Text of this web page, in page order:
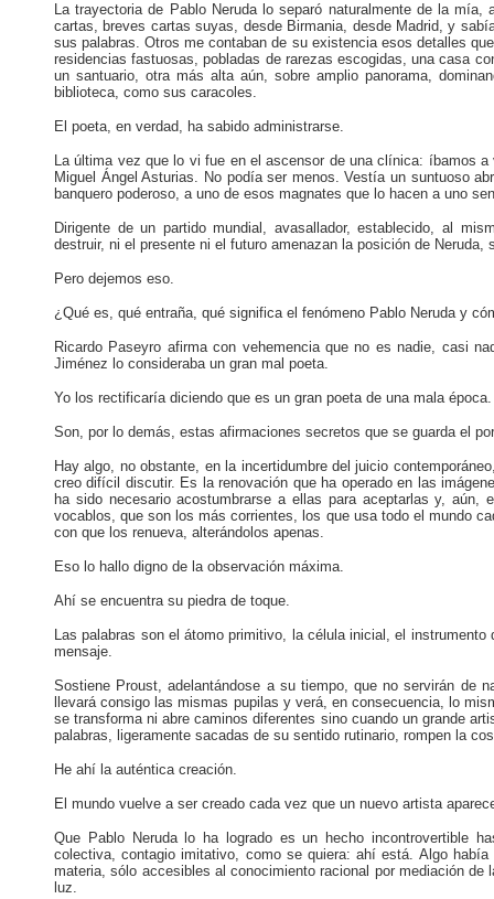
La trayectoria de Pablo Neruda lo separó naturalmente de la
cartas, breves cartas suyas, desde Birmania, desde Madrid, y
sus palabras. Otros me contaban de su existencia esos detalles
residencias fastuosas, pobladas de rarezas escogidas, una casa
un santuario, otra más alta aún, sobre amplio panorama,
biblioteca, como sus caracoles.
El poeta, en verdad, ha sabido administrarse.
La última vez que lo vi fue en el ascensor de una clínica: íbamos
Miguel Ángel Asturias. No podía ser menos. Vestía un suntuoso
banquero poderoso, a uno de esos magnates que lo hacen a uno
Dirigente de un partido mundial, avasallador, establecido, al
destruir, ni el presente ni el futuro amenazan la posición de
Pero dejemos eso.
¿Qué es, qué entraña, qué significa el fenómeno Pablo Neruda y
Ricardo Paseyro afirma con vehemencia que no es nadie, casi
Jiménez lo consideraba un gran mal poeta.
Yo los rectificaría diciendo que es un gran poeta de una mala época.
Son, por lo demás, estas afirmaciones secretos que se guarda el
Hay algo, no obstante, en la incertidumbre del juicio
creo difícil discutir. Es la renovación que ha operado en las
ha sido necesario acostumbrarse a ellas para aceptarlas y, aún,
vocablos, que son los más corrientes, los que usa todo el mundo
con que los renueva, alterándolos apenas.
Eso lo hallo digno de la observación máxima.
Ahí se encuentra su piedra de toque.
Las palabras son el átomo primitivo, la célula inicial, el
mensaje.
Sostiene Proust, adelantándose a su tiempo, que no servirán de
llevará consigo las mismas pupilas y verá, en consecuencia, lo
se transforma ni abre caminos diferentes sino cuando un grande
palabras, ligeramente sacadas de su sentido rutinario, rompen la
He ahí la auténtica creación.
El mundo vuelve a ser creado cada vez que un nuevo artista
Que Pablo Neruda lo ha logrado es un hecho incontrovertible
colectiva, contagio imitativo, como se quiera: ahí está. Algo
materia, sólo accesibles al conocimiento racional por mediación
luz.